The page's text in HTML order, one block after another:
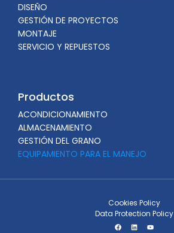
DISEÑO
GESTIÓN DE PROYECTOS
MONTAJE
SERVICIO Y REPUESTOS
Productos
ACONDICIONAMIENTO
ALMACENAMIENTO
GESTIÓN DEL GRANO
EQUIPAMIENTO PARA EL MANEJO
Cookies Policy
Data Protection Policy